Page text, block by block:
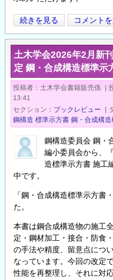
土
木
学
会
2026
年
3
月
新
刊
の
内
『2025
定
鋼・
合
成
構
続きを見る コメント
土木学会2026年2月新
定 鋼・合成構造標準示
投稿者 土木学会書籍販売係 |
13:41
セクション
ブックレビュー |
鋼構造 標準示方書 鋼・合成構
鋼構造委員会 鋼
編小委員会から、
造標準示方書 施工
中です。
「鋼・合成構造標準示方書
た。
本書は鋼合成構造物の施工
定・鋼材加工・接合・防食
の手法や精度、留意点につ
なっています。今回の改定
性能を再整理し、それに対